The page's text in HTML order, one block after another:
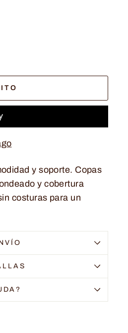
y soporte. Copas
y cobertura
costuras para un